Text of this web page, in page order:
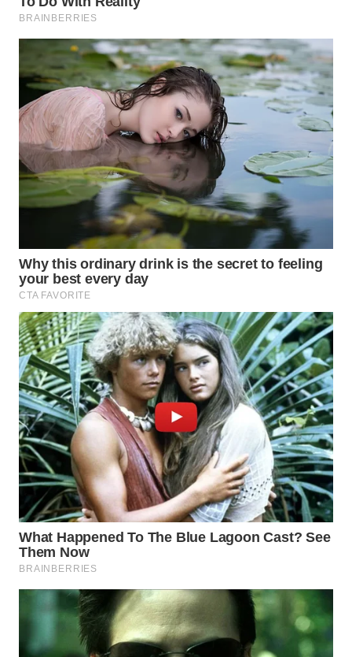
WN
BINTAN
WN
MANDALIKA
LIKUPANG
LABUANBAJO
WN
BORNEO
Wahana
Media
Group
WAHANA
NEWS
WAHANA
TANI
WAHANA
ADVOKAT
WAHANA
INFRASTRUKTUR
WAHANA
KONSUMEN